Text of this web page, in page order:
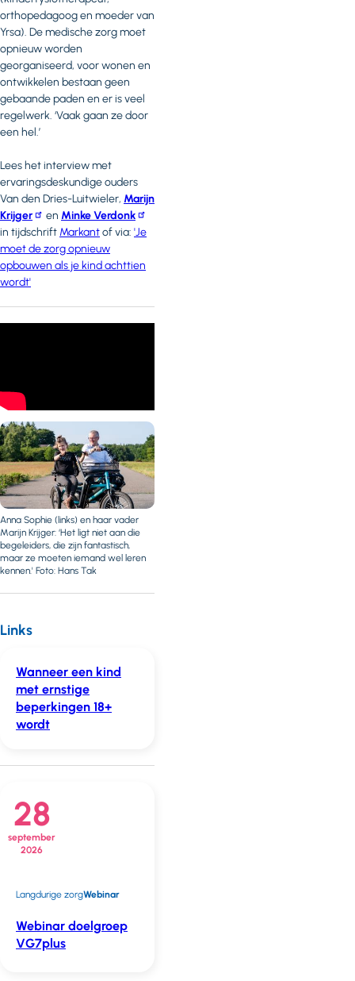
orthopedagoog en moeder van
Yrsa). De medische zorg moet
opnieuw worden
georganiseerd, voor wonen en
ontwikkelen bestaan geen
gebaande paden en er is veel
regelwerk. ‘Vaak gaan ze door
een hel.’
Lees het interview met
ervaringsdeskundige ouders
Van den Dries-Luitwieler, Marijn
Krijger
en Minke Verdonk
in tijdschrift Markantof via: 'Je
moet de zorg opnieuw
opbouwen als je kind achttien
wordt'
Anna Sophie (links) en haar vader
Marijn Krijger: ‘Het ligt niet aan die
begeleiders, die zijn fantastisch,
maar ze moeten iemand wel leren
kennen.' Foto: Hans Tak
Links
Wanneer een kind
met ernstige
beperkingen 18+
wordt
Webinar doelgroep
VG7plus
Langdurige zorgWebinar
28
september
2026